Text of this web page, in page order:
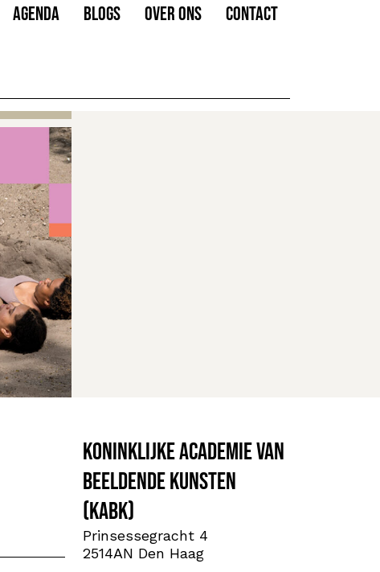
AGENDA BLOGS OVER ONS CONTACT
Koninklijke Academie van
Beeldende Kunsten
(KABK)
Prinsessegracht 4
2514AN Den Haag